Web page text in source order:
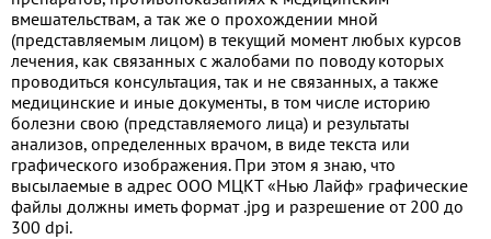
вмешательствам, а так же о прохождении мной
(представляемым лицом) в текущий момент любых курсов
лечения, как связанных с жалобами по поводу которых
проводиться консультация, так и не связанных, а также
медицинские и иные документы, в том числе историю
болезни свою (представляемого лица) и результаты
анализов, определенных врачом, в виде текста или
графического изображения. При этом я знаю, что
высылаемые в адрес ООО МЦКТ «Нью Лайф» графические
файлы должны иметь формат .jpg и разрешение от 200 до
300 dpi.